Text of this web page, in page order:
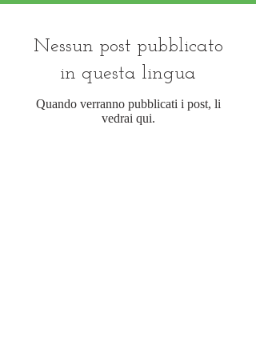
Nessun post pubblicato
in questa lingua
Quando verranno pubblicati i post, li
vedrai qui.